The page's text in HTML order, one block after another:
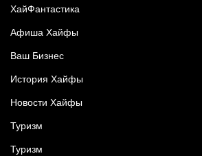
XайФантастика
Афиша Хайфы
Ваш Бизнес
История Хайфы
Новости Хайфы
Туризм
Туризм